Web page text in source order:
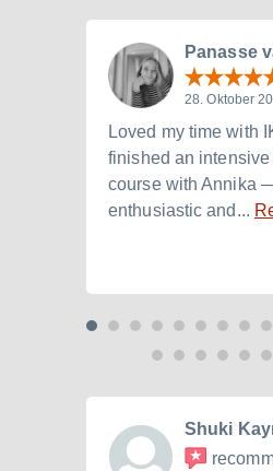
Panasse
28. Oktober
Loved my time with
finished an intensive
course with Annika
enthusiastic and...
Shuki